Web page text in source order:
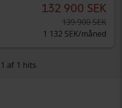
132 900 SEK
139 900 SEK
1 132 SEK/måned
af 1 hits